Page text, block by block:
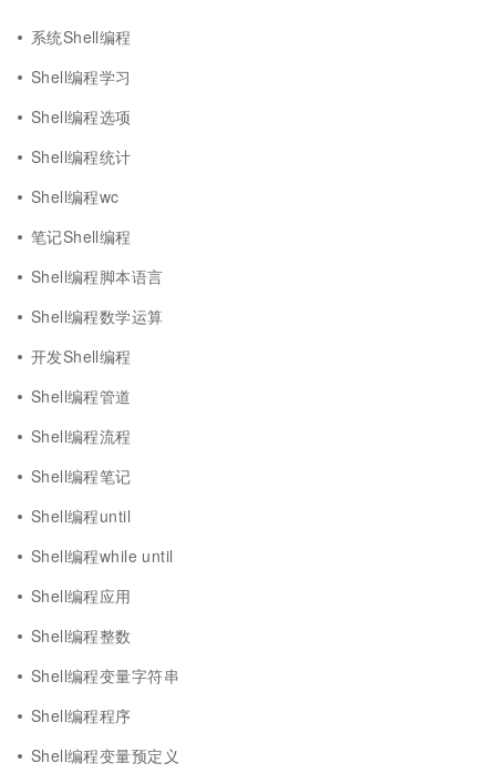
系统Shell编程
Shell编程学习
Shell编程选项
Shell编程统计
Shell编程wc
笔记Shell编程
Shell编程脚本语言
Shell编程数学运算
开发Shell编程
Shell编程管道
Shell编程流程
Shell编程笔记
Shell编程until
Shell编程while until
Shell编程应用
Shell编程整数
Shell编程变量字符串
Shell编程程序
Shell编程变量预定义